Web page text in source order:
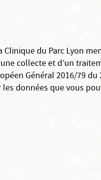
du Parc Lyon
collecte et d’un
Général 2016/79 du
données que vous